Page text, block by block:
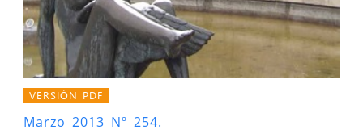
VERSIÓN PDF
Marzo 2013 Nº 254.